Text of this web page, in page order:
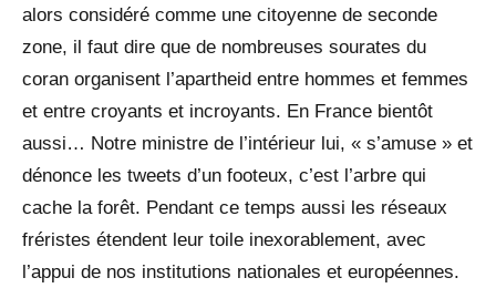
alors considéré comme une citoyenne de seconde
zone, il faut dire que de nombreuses sourates du
coran organisent l’apartheid entre hommes et femmes
et entre croyants et incroyants. En France bientôt
aussi… Notre ministre de l’intérieur lui, « s’amuse » et
dénonce les tweets d’un footeux, c’est l’arbre qui
cache la forêt. Pendant ce temps aussi les réseaux
fréristes étendent leur toile inexorablement, avec
l’appui de nos institutions nationales et européennes.